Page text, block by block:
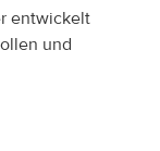
entwickelt
und